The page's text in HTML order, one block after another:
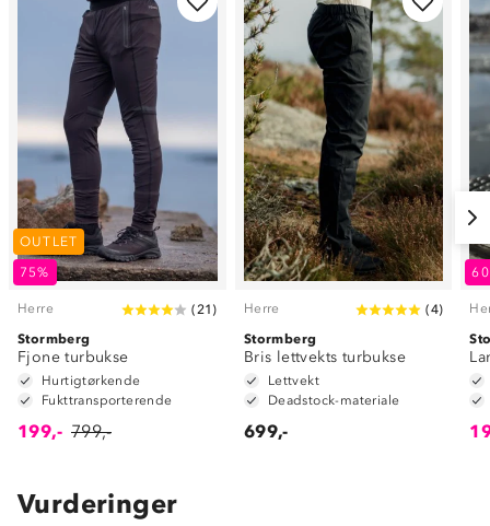
OUTLET
75%
Herre ( 21 )
Stormberg
Fjone turbukse
Hurtigtørkende
Fukttransporterende
199,- 799,-
Herre (4)
Stormberg
Bris lettvekts turbukse
Lettvekt
Deadstock-materiale
699,-
Vurderinger